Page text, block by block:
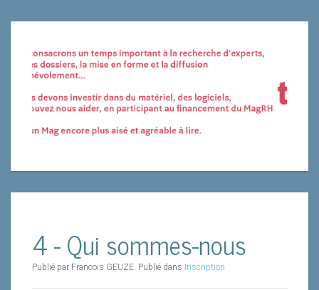
4 - Qui sommes-nous
Publié par Francois GEUZE. Publié dans Inscription